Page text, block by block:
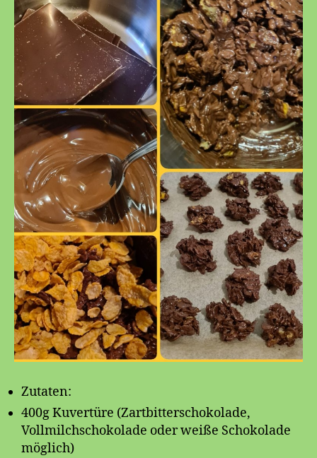
Zutaten:
400g Kuvertüre (Zartbitterschokolade,
Vollmilchschokolade oder weiße Schokolade
möglich)